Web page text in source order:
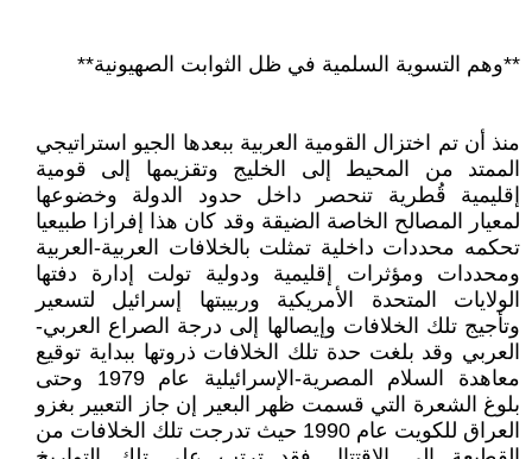
**وهم التسوية السلمية في ظل الثوابت الصهيونية**
منذ أن تم اختزال القومية العربية ببعدها الجيو استراتيجي
الممتد من المحيط إلى الخليج وتقزيمها إلى قومية
إقليمية قُطرية تنحصر داخل حدود الدولة وخضوعها
لمعيار المصالح الخاصة الضيقة وقد كان هذا إفرازا طبيعيا
تحكمه محددات داخلية تمثلت بالخلافات العربية-العربية
ومحددات ومؤثرات إقليمية ودولية تولت إدارة دفتها
الولايات المتحدة الأمريكية وربيبتها إسرائيل لتسعير
وتأجيج تلك الخلافات وإيصالها إلى درجة الصراع العربي-
العربي وقد بلغت حدة تلك الخلافات ذروتها ببداية توقيع
معاهدة السلام المصرية-الإسرائيلية عام 1979 وحتى
بلوغ الشعرة التي قسمت ظهر البعير إن جاز التعبير بغزو
العراق للكويت عام 1990 حيث تدرجت تلك الخلافات من